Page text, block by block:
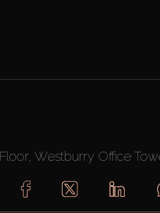
Westburry Office